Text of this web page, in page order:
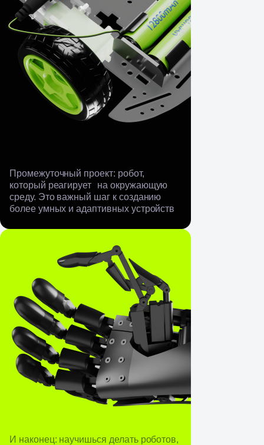
Промежуточный проект: робот,
который реагирует на окружающую
среду. Это важный шаг к созданию
более умных и адаптивных устройств
И наконец: научишься делать роботов,